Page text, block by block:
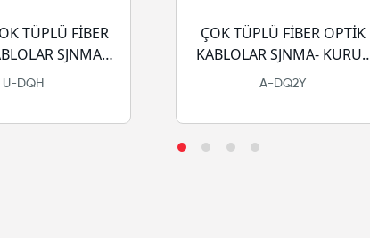
TÜPLÜ FİBER
SJNMA -
HFFR
U-DQH
ÇOK TÜPLÜ FİBER OPTİK
KABLOLAR SJNMA- KURU -
PE
A-DQ2Y